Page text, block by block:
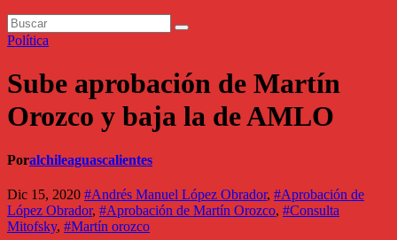
Política
Sube aprobación de Martín
Orozco y baja la de AMLO
Poralchileaguascalientes
Dic 15, 2020 #Andrés Manuel López Obrador, #Aprobación de
López Obrador, #Aprobación de Martín Orozco, #Consulta
Mitofsky, #Martín orozco